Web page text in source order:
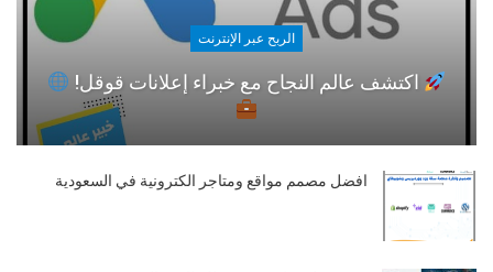
الربح عبر الإنترنت
اكتشف عالم النجاح مع خبراء إعلانات قوقل!
افضل مصمم مواقع ومتاجر الكترونية في السعودية